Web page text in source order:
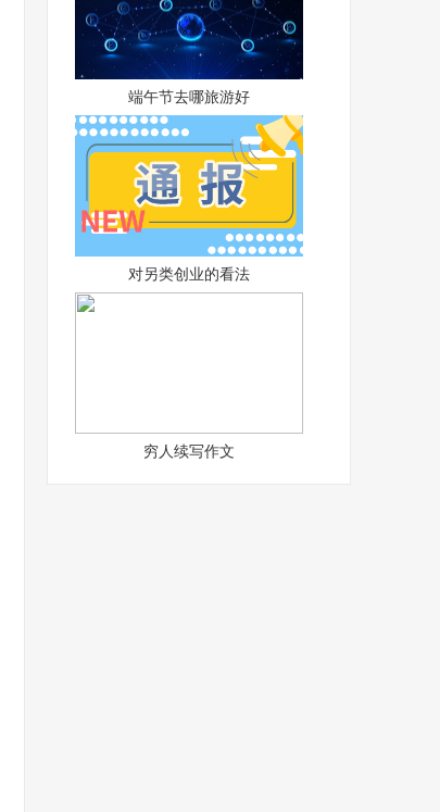
端午节去哪旅游好
对另类创业的看法
穷人续写作文